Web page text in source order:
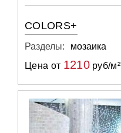
COLORS+
Разделы:
мозаика
Цена от 1210руб/м²